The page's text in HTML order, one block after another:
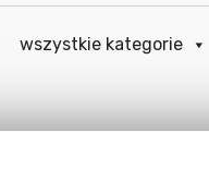
wszystkie kategorie